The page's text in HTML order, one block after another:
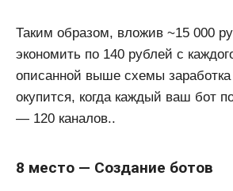
Таким образом, вложив ~15 000
экономить по 140 рублей с
описанной выше схемы
окупится, когда каждый ваш бот
— 120 каналов..
8 место — Создание ботов